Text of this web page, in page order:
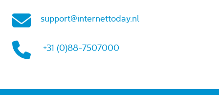
support@internettoday.nl
+31 (0)88-7507000